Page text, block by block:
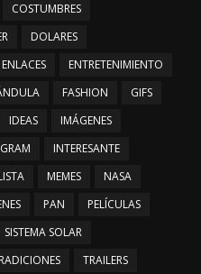
COSTUMBRES
DOLARES
ENLACES
ENTRETENIMIENTO
FASHION
GIFS
IDEAS
IMÁGENES
INTERESANTE
MEMES
NASA
PAN
PELÍCULAS
SISTEMA SOLAR
TRAILERS